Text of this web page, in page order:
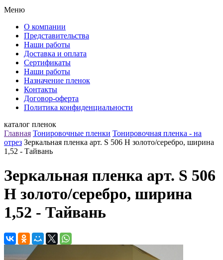
Меню
О компании
Представительства
Наши работы
Доставка и оплата
Сертификаты
Наши работы
Назначение пленок
Контакты
Договор-оферта
Политика конфиденциальности
каталог пленок
Главная Тонировочные пленки Тонировочная пленка - на
отрез Зеркальная пленка арт. S 506 H золото/серебро, ширина
1,52 - Тайвань
Зеркальная пленка арт. S 506
H золото/серебро, ширина
1,52 - Тайвань